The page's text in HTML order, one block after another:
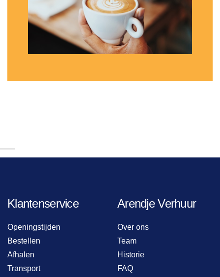
Klantenservice
Openingstijden
Bestellen
Afhalen
Transport
Arendje Verhuur
Over ons
Team
Historie
FAQ